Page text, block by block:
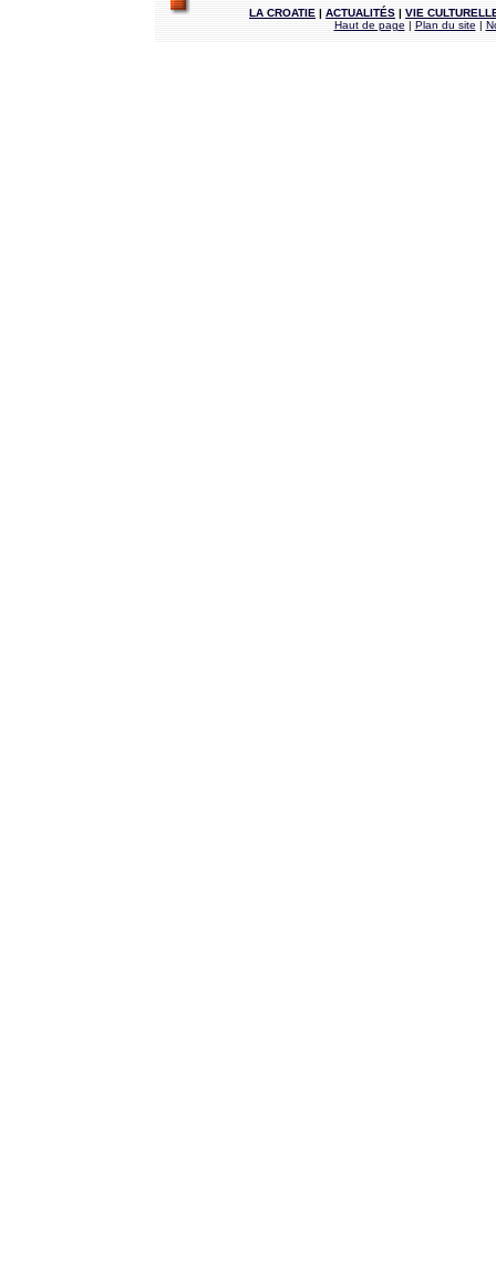
LA CROATIE | ACTUALITÉS | VIE
Haut de page| Plan du site|